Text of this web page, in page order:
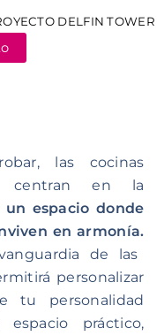
DELFIN TOWER
las cocinas
centran en la
un espacio donde
en armonía.
de las
personalizar
tu personalidad
práctico,